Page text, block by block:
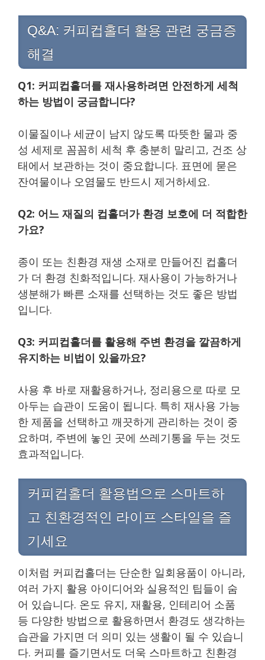
Q&A: 커피컵홀더 활용 관련 궁금증
해결
Q1: 커피컵홀더를 재사용하려면 안전하게 세척
하는 방법이 궁금합니다?
이물질이나 세균이 남지 않도록 따뜻한 물과 중
성 세제로 꼼꼼히 세척 후 충분히 말리고, 건조 상
태에서 보관하는 것이 중요합니다. 표면에 묻은
잔여물이나 오염물도 반드시 제거하세요.
Q2: 어느 재질의 컵홀더가 환경 보호에 더 적합한
가요?
종이 또는 친환경 재생 소재로 만들어진 컵홀더
가 더 환경 친화적입니다. 재사용이 가능하거나
생분해가 빠른 소재를 선택하는 것도 좋은 방법
입니다.
Q3: 커피컵홀더를 활용해 주변 환경을 깔끔하게
유지하는 비법이 있을까요?
사용 후 바로 재활용하거나, 정리용으로 따로 모
아두는 습관이 도움이 됩니다. 특히 재사용 가능
한 제품을 선택하고 깨끗하게 관리하는 것이 중
요하며, 주변에 놓인 곳에 쓰레기통을 두는 것도
효과적입니다.
커피컵홀더 활용법으로 스마트하
고 친환경적인 라이프 스타일을 즐
기세요
이처럼 커피컵홀더는 단순한 일회용품이 아니라,
여러 가지 활용 아이디어와 실용적인 팁들이 숨
어 있습니다. 온도 유지, 재활용, 인테리어 소품
등 다양한 방법으로 활용하면서 환경도 생각하는
습관을 가지면 더 의미 있는 생활이 될 수 있습니
다. 커피를 즐기면서도 더욱 스마트하고 친환경